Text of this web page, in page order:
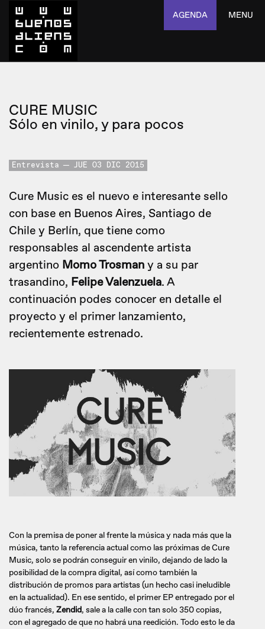
AGENDA MENU
CURE MUSIC
Sólo en vinilo, y para pocos
Entrevista JUE 03 DIC 2015
Cure Music es el nuevo e interesante sello
con base en Buenos Aires, Santiago de
Chile y Berlín, que tiene como
responsables al ascendente artista
argentino Momo Trosman y a su par
trasandino, Felipe Valenzuela. A
continuación podes conocer en detalle el
proyecto y el primer lanzamiento,
recientemente estrenado.
Con la premisa de poner al frente la música y nada más que la
música, tanto la referencia actual como las próximas de Cure
Music, solo se podrán conseguir en vinilo, dejando de lado la
posibilidad de la compra digital, así como también la
distribución de promos para artistas (un hecho casi ineludible
en la actualidad). En ese sentido, el primer EP entregado por el
dúo francés, Zendid, sale a la calle con tan solo 350 copias,
con el agregado de que no habrá una reedición. Todo esto le da